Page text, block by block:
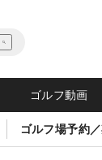
ゴルフ動画
ゴルフ場予約